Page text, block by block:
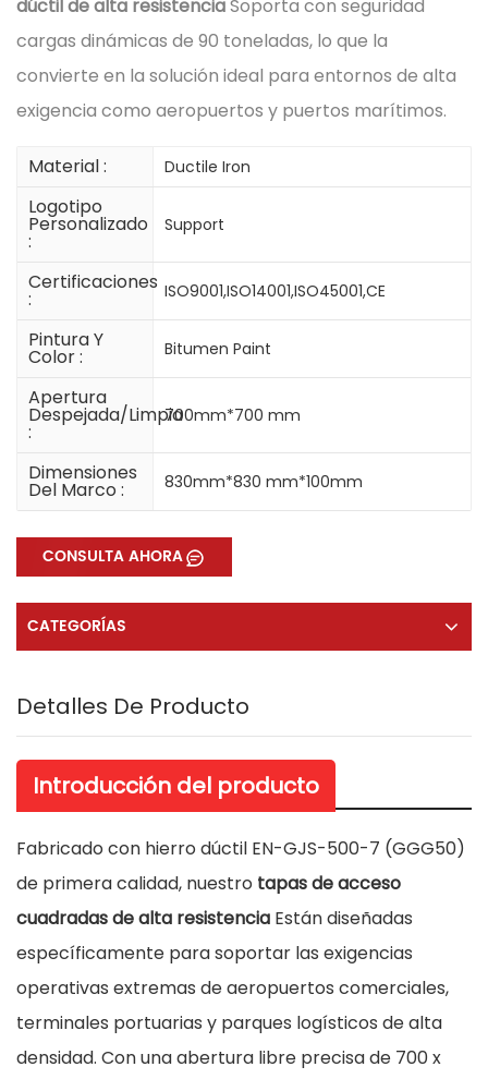
dúctil de alta resistenciaSoporta con seguridad
cargas dinámicas de 90 toneladas, lo que la
convierte en la solución ideal para entornos de alta
exigencia como aeropuertos y puertos marítimos.
Material : Ductile Iron
Logotipo
Personalizado
:
Support
Certificaciones
: ISO9001,ISO14001,ISO45001,CE
Pintura Y
Color : Bitumen Paint
Apertura
Despejada/limpia
:
700mm*700 mm
Dimensiones
Del Marco : 830mm*830 mm*100mm
CONSULTA AHORA
CATEGORÍAS
Detalles De Producto
Introducción del producto
Fabricado con hierro dúctil EN-GJS-500-7 (GGG50)
de primera calidad, nuestro tapas de acceso
cuadradas de alta resistencia Están diseñadas
específicamente para soportar las exigencias
operativas extremas de aeropuertos comerciales,
terminales portuarias y parques logísticos de alta
densidad. Con una abertura libre precisa de 700 x